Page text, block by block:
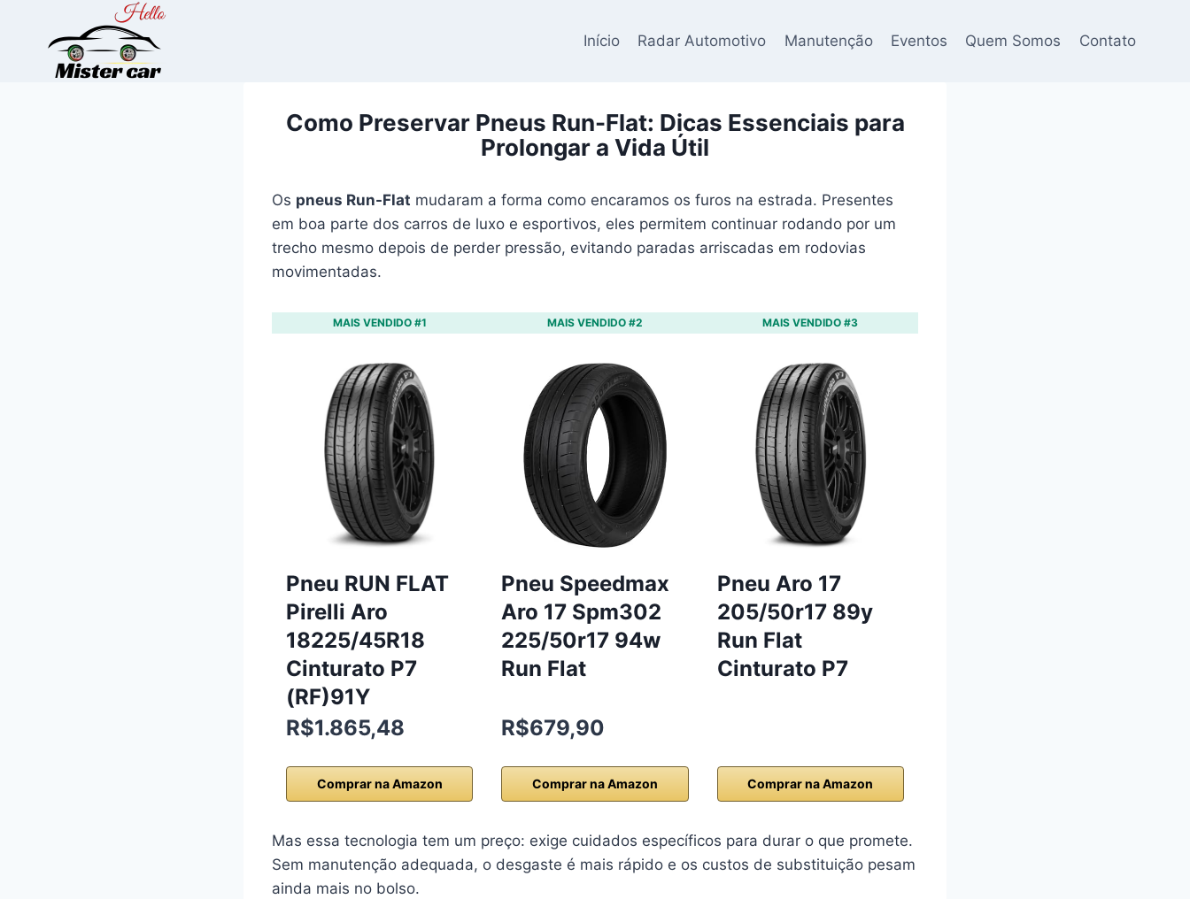
Conteúdo
Início Radar Automotivo Manutenção Eventos Quem Somos Contato
Como Preservar Pneus Run-Flat: Dicas Essenciais para
Prolongar a Vida Útil
Os pneus Run-Flat mudaram a forma como encaramos os furos na estrada. Presentes
em boa parte dos carros de luxo e esportivos, eles permitem continuar rodando por um
trecho mesmo depois de perder pressão, evitando paradas arriscadas em rodovias
movimentadas.
MAIS VENDIDO #1
Pneu RUN FLAT
Pirelli Aro
18225/45R18
Cinturato P7
(RF)91Y
R$1.865,48
Comprar na Amazon
MAIS VENDIDO #2
Pneu Speedmax
Aro 17 Spm302
225/50r17 94w
Run Flat
R$679,90
Comprar na Amazon
MAIS VENDIDO #3
Pneu Aro 17
205/50r17 89y
Run Flat
Cinturato P7
Comprar na Amazon
Mas essa tecnologia tem um preço: exige cuidados específicos para durar o que promete.
Sem manutenção adequada, o desgaste é mais rápido e os custos de substituição pesam
ainda mais no bolso.